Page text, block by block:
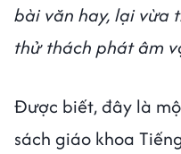
bài văn hay, lại vừa
thử thách phát âm
Được biết, đây là
sách giáo khoa